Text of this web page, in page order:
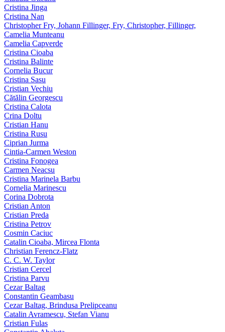
Cristina Jinga
Cristina Nan
Christopher Fry, Johann Fillinger, Fry, Christopher, Fillinger,
Camelia Munteanu
Camelia Capverde
Cristina Cioaba
Cristina Balinte
Cornelia Bucur
Cristina Sasu
Cristian Vechiu
Cătălin Georgescu
Cristina Calota
Crina Doltu
Cristian Hanu
Cristina Rusu
Ciprian Jurma
Cintia-Carmen Weston
Cristina Fonogea
Carmen Neacsu
Cristina Marinela Barbu
Cornelia Marinescu
Corina Dobrota
Cristian Anton
Cristian Preda
Cristina Petrov
Cosmin Caciuc
Catalin Cioaba, Mircea Flonta
Christian Ferencz-Flatz
C. C. W. Taylor
Cristian Cercel
Cristina Parvu
Cezar Baltag
Constantin Geambasu
Cezar Baltag, Brindusa Prelipceanu
Catalin Avramescu, Stefan Vianu
Cristian Fulas